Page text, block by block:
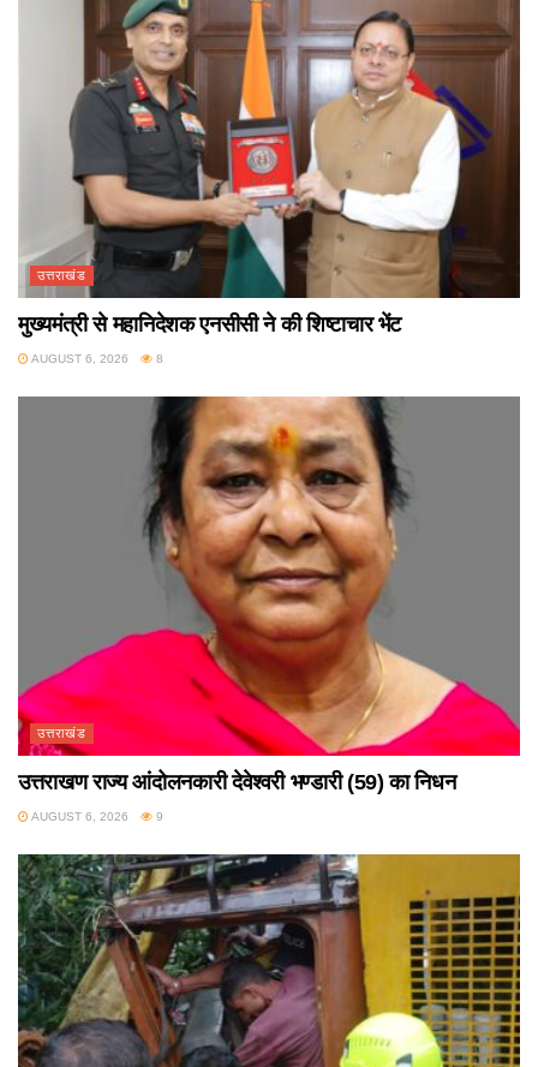
उत्तराखंड
मुख्यमंत्री से महानिदेशक एनसीसी ने की शिष्टाचार भेंट
AUGUST 6, 2026 8
उत्तराखंड
उत्तराखण राज्य आंदोलनकारी देवेश्वरी भण्डारी (59) का निधन
AUGUST 6, 2026 9